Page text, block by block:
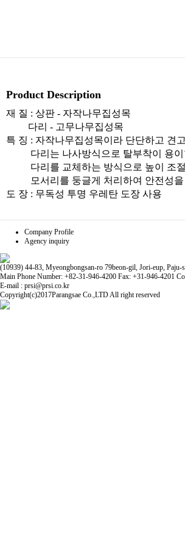
Product Description
재 질 : 상판 - 자작나무집성목
다리 - 고무나무집성목
특 징 : 자작나무집성목이라 단단하고 견
다리는 나사방식으로 탈부착이 용
다리를 교체하는 방식으로 높이 조
모서리를 둥글게 처리하여 안전성을
도 장 : 무독성 투명 우레탄 도장 사용
Company Profile
Agency inquiry
(10939) 44-83, Myeongbongsan-ro 79beon-gil, Jori-eup,
Main Phone Number: +82-31-946-4200 Fax: +31-946-4201
E-mail : prsi@prsi.co.kr
Copyright(c)2017Parangsae Co.,LTD All right reserved